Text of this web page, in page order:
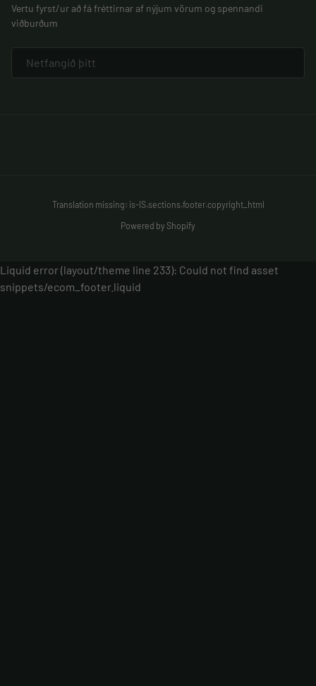
Vertu fyrst/ur að fá fréttirnar af nýjum vörum og spennandi
viðburðum
Translation missing: is-IS.sections.footer.copyright_html
Powered by Shopify
Liquid error (layout/theme line 233): Could not find asset
snippets/ecom_footer.liquid